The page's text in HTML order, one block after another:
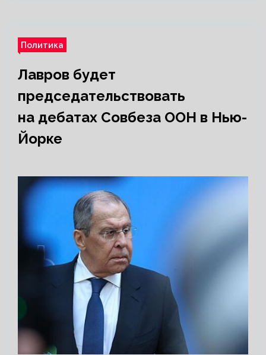
Политика
Лавров будет
председательствовать
на дебатах Совбеза ООН в Нью-
Йорке